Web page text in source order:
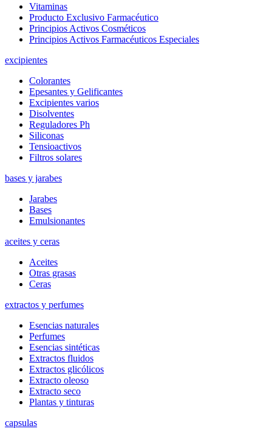
Vitaminas
Producto Exclusivo Farmacéutico
Principios Activos Cosméticos
Principios Activos Farmacéuticos Especiales
excipientes
Colorantes
Epesantes y Gelificantes
Excipientes varios
Disolventes
Reguladores Ph
Siliconas
Tensioactivos
Filtros solares
bases y jarabes
Jarabes
Bases
Emulsionantes
aceites y ceras
Aceites
Otras grasas
Ceras
extractos y perfumes
Esencias naturales
Perfumes
Esencias sintéticas
Extractos fluidos
Extractos glicólicos
Extracto oleoso
Extracto seco
Plantas y tinturas
capsulas